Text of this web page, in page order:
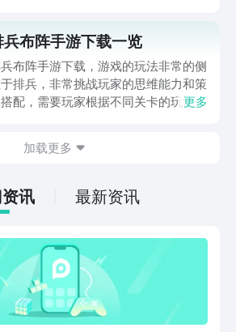
如果大家想要下载这款游戏，其实方
简单，通过以下的链接即可先来看一
戏的主要乐趣吧。
兵布阵手游下载一览
布阵手游下载，游戏的玩法非常的侧
排兵，非常挑战玩家的思维能力和策
配，需要玩家根据不同关卡的玩法设
种士兵都有自己独特的技能，及运用的
的想要连接，现在，就和小编一起来
一下吧！
更多
加载更多
讯 最新资讯